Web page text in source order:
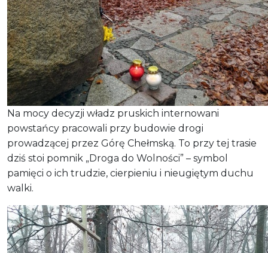
Na mocy decyzji władz pruskich internowani
powstańcy pracowali przy budowie drogi
prowadzącej przez Górę Chełmską. To przy tej trasie
dziś stoi pomnik „Droga do Wolności” – symbol
pamięci o ich trudzie, cierpieniu i nieugiętym duchu
walki.